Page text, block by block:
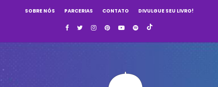
SOBRE NÓS PARCERIAS CONTATO DIVULGUE SEU LIVRO!